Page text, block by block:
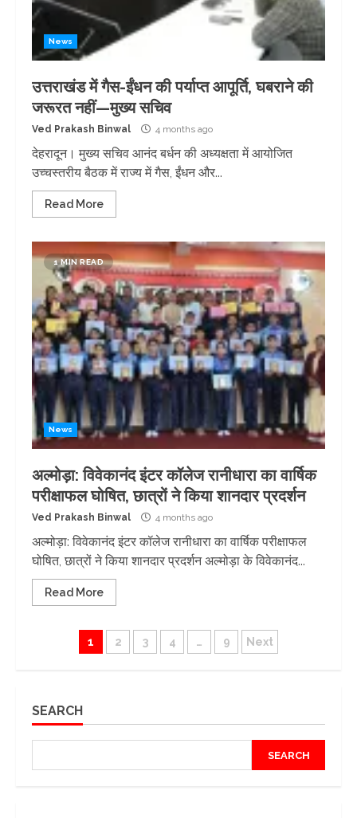
News
उत्तराखंड में गैस-ईंधन की पर्याप्त आपूर्ति, घबराने की
जरूरत नहीं—मुख्य सचिव
Ved Prakash Binwal 4 months ago
देहरादून। मुख्य सचिव आनंद बर्धन की अध्यक्षता में आयोजित
उच्चस्तरीय बैठक में राज्य में गैस, ईंधन और...
Read More
1 MIN READ
News
अल्मोड़ा: विवेकानंद इंटर कॉलेज रानीधारा का वार्षिक
परीक्षाफल घोषित, छात्रों ने किया शानदार प्रदर्शन
Ved Prakash Binwal 4 months ago
अल्मोड़ा: विवेकानंद इंटर कॉलेज रानीधारा का वार्षिक परीक्षाफल
घोषित, छात्रों ने किया शानदार प्रदर्शन अल्मोड़ा के विवेकानंद...
Read More
Posts
1 2 3 4 … 9 Next
SEARCH
SEARCH